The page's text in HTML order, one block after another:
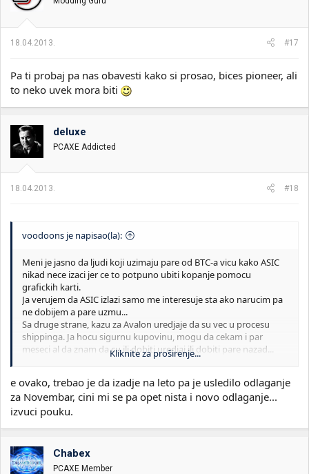
18.04.2013. #17
Pa ti probaj pa nas obavesti kako si prosao, bices pioneer, ali
to neko uvek mora biti
deluxe
PCAXE Addicted
18.04.2013. #18
voodoons je napisao(la):
Meni je jasno da ljudi koji uzimaju pare od BTC-a vicu kako ASIC
nikad nece izaci jer ce to potpuno ubiti kopanje pomocu
grafickih karti.
Ja verujem da ASIC izlazi samo me interesuje sta ako narucim pa
ne dobijem a pare uzmu...
Sa druge strane, kazu za Avalon uredjaje da su vec u procesu
shippinga. Ja hocu sigurnu kupovinu, mogu da cekam i par
meseci al da znam da cu ili dobiti uredjaj ili dobiti pare nazad...
I smirite strasti sa trolovanjem tema. Imate Svastaru pa tamo
Послато са HTC One X користећи Тапаток 2
Kliknite za proširenje...
e ovako, trebao je da izadje na leto pa je usledilo odlaganje
za Novembar, cini mi se pa opet nista i novo odlaganje...
izvuci pouku.
Chabex
PCAXE Member